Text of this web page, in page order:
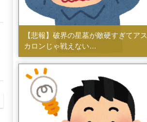
【悲報】破界の星墓が敵硬すぎてアス
カロンじゃ戦えない…